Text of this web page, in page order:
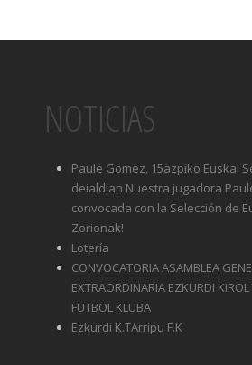
NOTICIAS
Paule Gomez, 15azpiko Euskal
deialdian Nuestra jugadora
convocada con la Selección de
Zorionak!
Lotería
CONVOCATORIA ASAMBLEA
EXTRAORDINARIA EZKURDI
FUTBOL KLUBA
Ezkurdi K.TArripu F.K